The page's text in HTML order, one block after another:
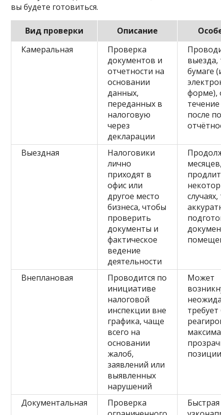
вы будете готовиться.
Вид проверки Описание
Камеральная
Проверка
документов и
отчетности на
основании
данных,
переданных в
налоговую
через
декларации
выезда,
бумаге
форме),
после
Выездная
Налоговики
лично
приходят в
офис или
другое место
бизнеса, чтобы
проверить
документы и
фактическое
ведение
деятельности
Внеплановая
Проводится по
инициативе
налоговой
инспекции вне
графика, чаще
всего на
основании
жалоб,
заявлений или
выявленных
нарушений
Может
Документальная
Проверка